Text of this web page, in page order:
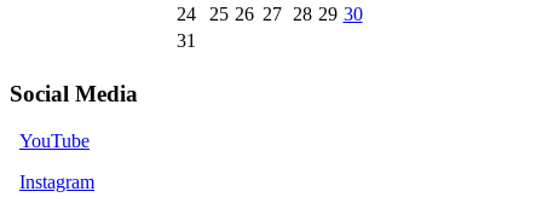
24 25 26 27 28 29 30
31
Social Media
YouTube
Instagram